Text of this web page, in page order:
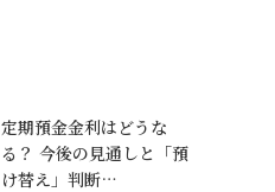
定期預金金利はどうな
る？ 今後の見通しと「預
け替え」判断…